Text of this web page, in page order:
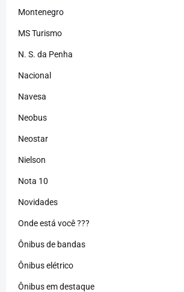
Montenegro
MS Turismo
N. S. da Penha
Nacional
Navesa
Neobus
Neostar
Nielson
Nota 10
Novidades
Onde está você ???
Ônibus de bandas
Ônibus elétrico
Ônibus em destaque